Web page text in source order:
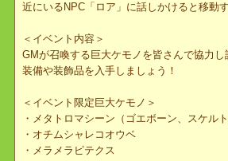
※キャラ名がピンク色で表示されている
※「イートゥミー島」へは港町ザラメブ
近にいるNPC「ロア」に話しかけると移
＜イベント内容＞
GMが召喚する巨大ケモノを皆さんで協
装備や装飾品を入手しましょう！